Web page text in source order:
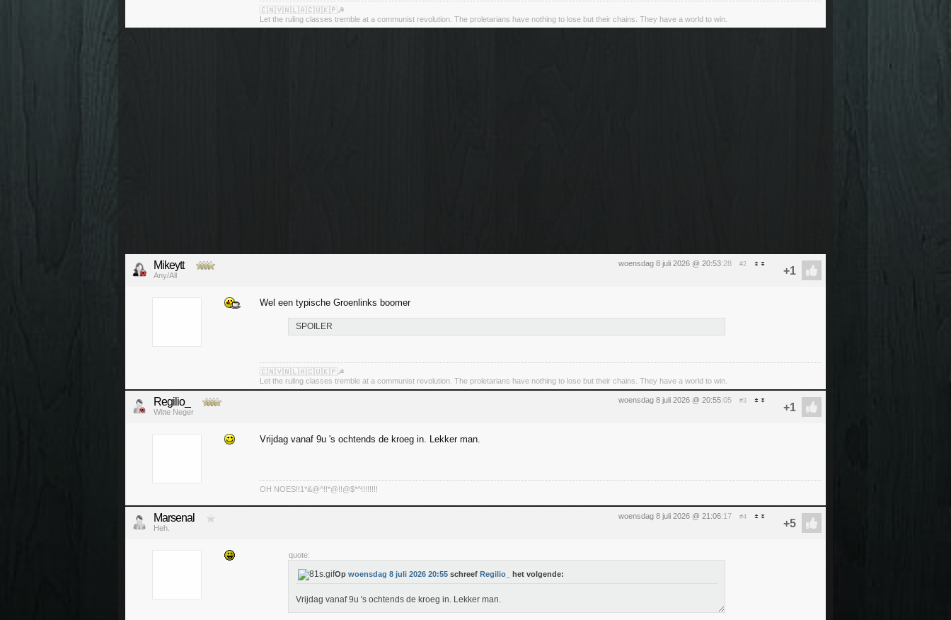
🇨🇳🇻🇳🇱🇦🇨🇺🇰🇵☭
Let the ruling classes tremble at a communist revolution. The proletarians have nothing to lose but their chains. They have a world to win.
woensdag 8 juli 2026 @ 20:53:28 #2
Mikeytt
Any/All
Wel een typische Groenlinks boomer
SPOILER
🇨🇳🇻🇳🇱🇦🇨🇺🇰🇵☭
Let the ruling classes tremble at a communist revolution. The proletarians have nothing to lose but their chains. They have a world to win.
woensdag 8 juli 2026 @ 20:55:05 #3
Regilio_
Witte Neger
Vrijdag vanaf 9u 's ochtends de kroeg in. Lekker man.
OH NOES!!1*&@^!!*@!!@$*^!!!!!!!!
woensdag 8 juli 2026 @ 21:06:17 #4
Marsenal
Heh.
quote:
Op woensdag 8 juli 2026 20:55 schreef Regilio_ het volgende:
Vrijdag vanaf 9u 's ochtends de kroeg in. Lekker man.